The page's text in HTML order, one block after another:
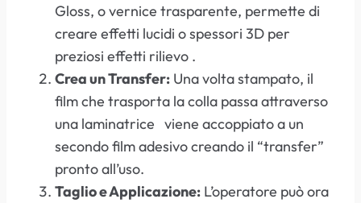
Gloss, o vernice trasparente, permette di
creare effetti lucidi o spessori 3D per
preziosi effetti rilievo .
Crea un Transfer: Una volta stampato, il
film che trasporta la colla passa attraverso
una laminatrice viene accoppiato a un
secondo film adesivo creando il “transfer”
pronto all’uso.
Taglio e Applicazione: L’operatore può ora